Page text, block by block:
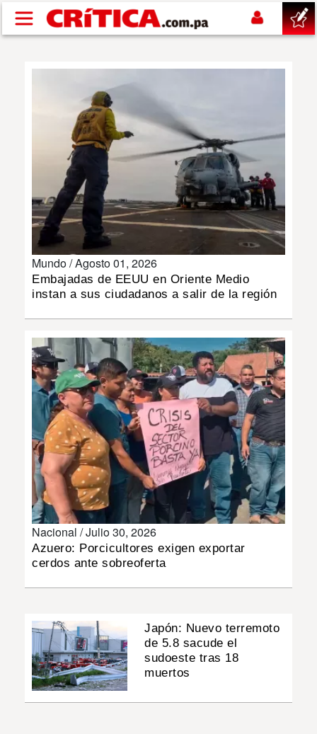
Pasar al contenido principal
SHOW
DEPORTES
INSÓLITAS
MULTIMEDIA
IMPRESO
Mundo /Agosto 01, 2026
Embajadas de EEUU en Oriente Medio
instan a sus ciudadanos a salir de la región
Nacional /Julio 30, 2026
Azuero: Porcicultores exigen exportar
cerdos ante sobreoferta
Japón: Nuevo terremoto
de 5.8 sacude el
sudoeste tras 18
muertos